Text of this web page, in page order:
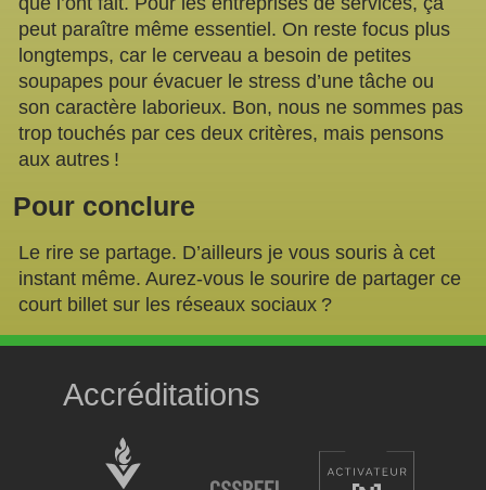
peut paraître même essentiel. On reste focus plus
longtemps, car le cerveau a besoin de petites
soupapes pour évacuer le stress d’une tâche ou
son caractère laborieux. Bon, nous ne sommes pas
trop touchés par ces deux critères, mais pensons
aux autres !
Pour conclure
Le rire se partage. D’ailleurs je vous souris à cet
instant même. Aurez-vous le sourire de partager ce
court billet sur les réseaux sociaux ?
Accréditations